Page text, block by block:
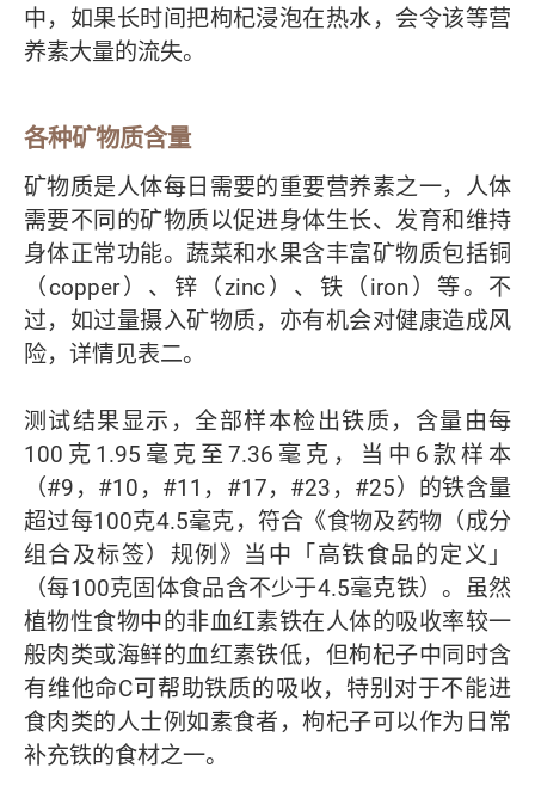
中，如果长时间把枸杞浸泡在热水，会令该等营
养素大量的流失。
各种矿物质含量
矿物质是人体每日需要的重要营养素之一，人体
需要不同的矿物质以促进身体生长、发育和维持
身体正常功能。蔬菜和水果含丰富矿物质包括铜
（copper）、锌（zinc）、铁（iron）等。不
过，如过量摄入矿物质，亦有机会对健康造成风
险，详情见表二。
测试结果显示，全部样本检出铁质，含量由每
100克1.95毫克至7.36毫克，当中6款样本
（#9，#10，#11，#17，#23，#25）的铁含量
超过每100克4.5毫克，符合《食物及药物（成分
组合及标签）规例》当中「高铁食品的定义」
（每100克固体食品含不少于4.5毫克铁）。虽然
植物性食物中的非血红素铁在人体的吸收率较一
般肉类或海鲜的血红素铁低，但枸杞子中同时含
有维他命C可帮助铁质的吸收，特别对于不能进
食肉类的人士例如素食者，枸杞子可以作为日常
补充铁的食材之一。